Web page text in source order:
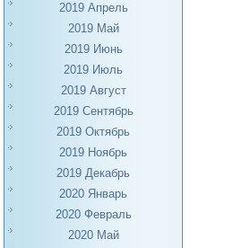
2019 Апрель
2019 Май
2019 Июнь
2019 Июль
2019 Август
2019 Сентябрь
2019 Октябрь
2019 Ноябрь
2019 Декабрь
2020 Январь
2020 Февраль
2020 Май